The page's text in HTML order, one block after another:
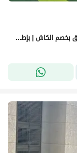
شقة 4 غرف | برايم لوكيشن | أقل سعر في السوق بخصم الكاش | بإطلالة مميزة على النهر الأخضر - بالعاصمة الادارية